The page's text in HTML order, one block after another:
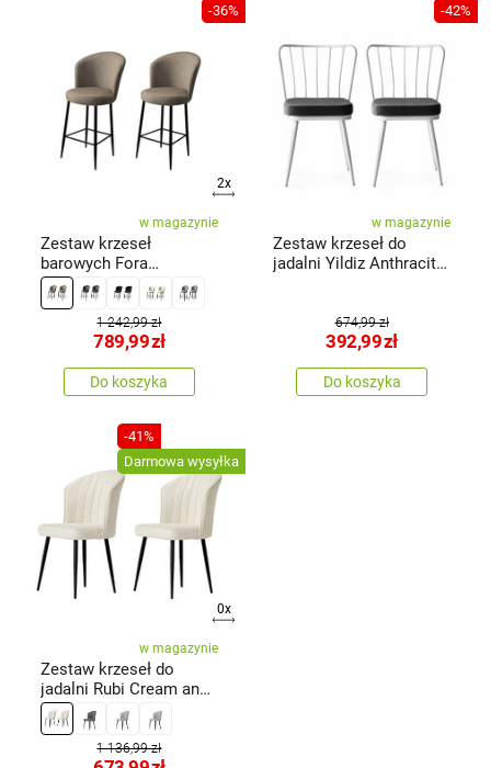
-36%
2x
w magazynie
Zestaw krzeseł
barowych Fora
Cappuccino and Black,
2 szt.
1 242,99 zł
789,99zł
Do koszyka
-42%
w magazynie
Zestaw krzeseł do
jadalni Yildiz Anthracite
674,99 zł
392,99zł
Do koszyka
-41%
Darmowa wysyłka
0x
w magazynie
Zestaw krzeseł do
jadalni Rubi Cream and
Black, 2 szt.
1 136,99 zł